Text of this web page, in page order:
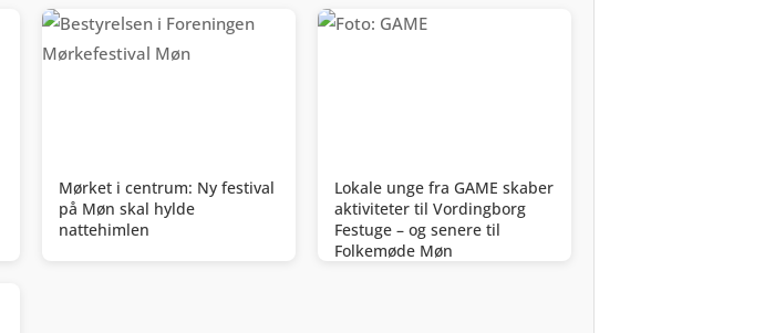
Mørket i centrum: Ny festival
på Møn skal hylde
nattehimlen
Lokale unge fra GAME skaber
aktiviteter til Vordingborg
Festuge – og senere til
Folkemøde Møn